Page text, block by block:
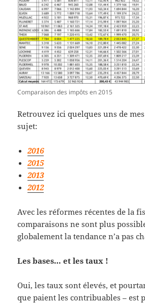
Comparaison des impôts en 2015
Retrouvez ici quelques uns de
sujet:
2016
2015
2013
2012
Avec les réformes récentes de la
comparaisons ne sont plus
globalement la tendance n’a pas
Les bases… et les taux !
Oui, les taux sont élevés, et
que paient les contribuables – est